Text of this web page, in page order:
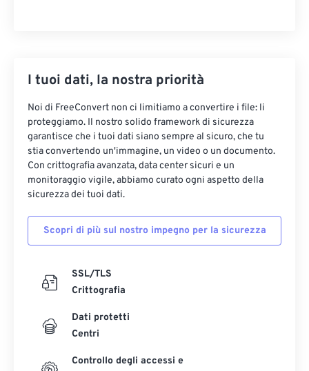
I tuoi dati, la nostra priorità
Noi di FreeConvert non ci limitiamo a convertire i file: li
proteggiamo. Il nostro solido framework di sicurezza
garantisce che i tuoi dati siano sempre al sicuro, che tu
stia convertendo un'immagine, un video o un documento.
Con crittografia avanzata, data center sicuri e un
monitoraggio vigile, abbiamo curato ogni aspetto della
sicurezza dei tuoi dati.
Scopri di più sul nostro impegno per la sicurezza
SSL/TLS
Crittografia
Dati protetti
Centri
Controllo degli accessi e